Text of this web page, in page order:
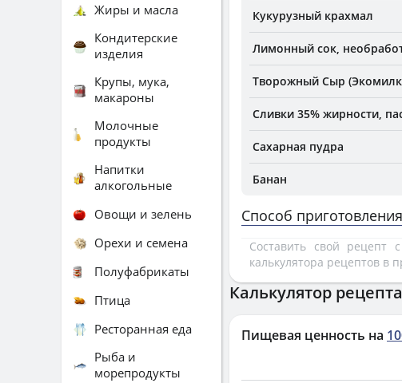
Кукурузный крахмал
Лимонный сок,
Творожный Сыр
Сливки 35% жирности,
Сахарная пудра
Банан
Способ приготовления
Составить свой
калькулятора рецептов в
Калькулятор рецепта
Пищевая ценность на
Жиры и масла
Кондитерские
изделия
Крупы, мука,
макароны
Молочные
продукты
Напитки
алкогольные
Овощи и зелень
Орехи и семена
Полуфабрикаты
Птица
Ресторанная еда
Рыба и
морепродукты